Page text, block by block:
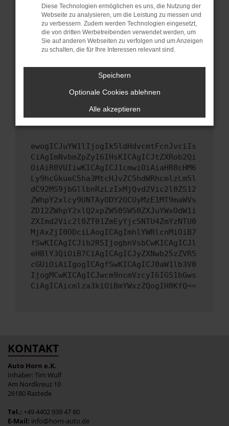
sind.
Veraltete Software birgt nicht nur ein
Sicherheitsrisiko, sondern kann auch dazu
führen, dass bestimmte Funktionen nicht mehr
unterstützt werden.
Wende dich an den Webseitenbetreiber.
Wenn du alle oben genannten Schritte versucht
hast, kontaktiere uns bitte. Wir werden
versuchen, das Problem zu beheben. Du kannst
uns diesen Text schicken, um uns bei der
ewogICJuYW1lIjogIk5ldHdvcmtFcnJvciIs
CiAgImNvbmZpZyI6IHsKICAgICJtZXRob2Qi
OiAiR0VUIiwKICAgICJ1cmwiOiAiaHR0cHM6
Ly9hcGkueC5ha3MtcHJvZC5hdWRhcmlzLm5l
dC92MS9jbGllbnRzLzIxMjQvd2Vic2l0ZS12
ZWhpY2xlcy9UNTAyODY2OCUyMzE1MT9maWVs
ZD12ZWhpY2xlQ2xpZW50SW50ZXJuYWxOdW1i
ZXImd2Vic2l0ZT01ZmEyYjc5NTU4ZmYzNTU0
MjAxZjI0ODciLAogICAgImhlYWRlcnMiOiB7
fSwKICAgICJib2R5IjogbnVsbCwKICAgICJl
eHBlY3QiOiB7CiAgICAgICJyZXNwb25zZVR5
cGUiOiAiIgogICAgfSwKICAgICJ0aW1lb3V0
IjogMCwKICAgICJwcm9ncmVzcyI6IG51bGws
CiAgICAicmlza3kiOiBmYWxzZQogIH0KfQ==
KONTAKT
Auto Horn e.K.
Inhaber: Tim Wulf
Am Nordkreuz 10
26180 Rastede
Tel.: +49 4402 939 47 80
E-Mail: info@horn-auto.de
Diese Technologien ermöglichen es uns, die Nutzung der
Webseite zu analysieren, um die Leistung zu messen und
zu verbessern. Zudem werden Technologien eingesetzt,
die von dritten Werbetreibenden verwendet werden, um
Sie auf anderen Webseiten zu verfolgen und um Anzeigen
zu schalten, die für Ihre Interessen relevant sind.
Speichern
Optionale Cookies ablehnen
Alle akzeptieren